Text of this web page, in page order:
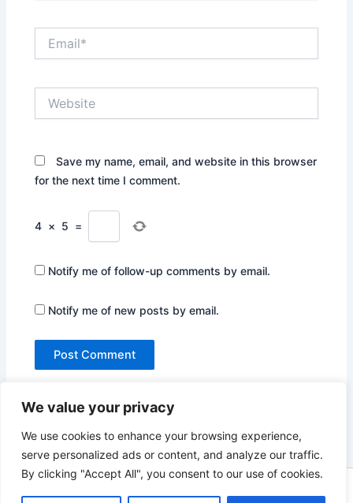
We value your privacy
We use cookies to enhance your browsing experience,
serve personalized ads or content, and analyze our traffic.
By clicking "Accept All", you consent to our use of cookies.
Save my name, email, and website in this browser
for the next time I comment.
4 × 5 =
Notify me of follow-up comments by email.
Notify me of new posts by email.
Copyright © 2026 Not Only Hollywood | Powered byAstra